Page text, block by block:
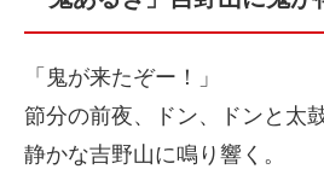
「鬼が来たぞー！」
節分の前夜、ドン、ドンと太
静かな吉野山に鳴り響く。